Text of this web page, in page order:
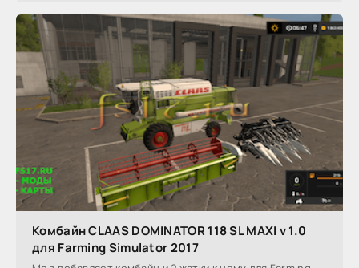
Комбайн CLAAS DOMINATOR 118 SL MAXI v 1.0
для Farming Simulator 2017